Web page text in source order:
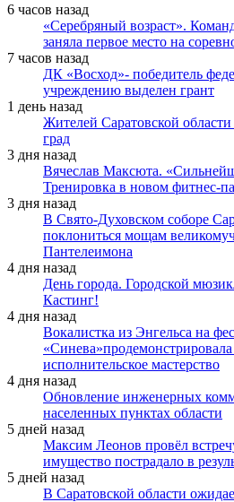
6 часов назад
«Серебряный возраст».
заняла первое место на
7 часов назад
ДК «Восход»- победитель
учреждению выделен грант
1 день назад
Жителей Саратовской
град
3 дня назад
Вячеслав Максюта.
Тренировка в новом фитнес-
3 дня назад
В Свято-Духовском соборе
поклониться мощам
Пантелеимона
4 дня назад
День города. Городской
Кастинг!
4 дня назад
Вокалистка из Энгельса на
исполнительское мастерство
4 дня назад
Обновление инженерных
населенных пунктах области
5 дней назад
Максим Леонов провёл
имущество пострадало в
5 дней назад
В Саратовской области